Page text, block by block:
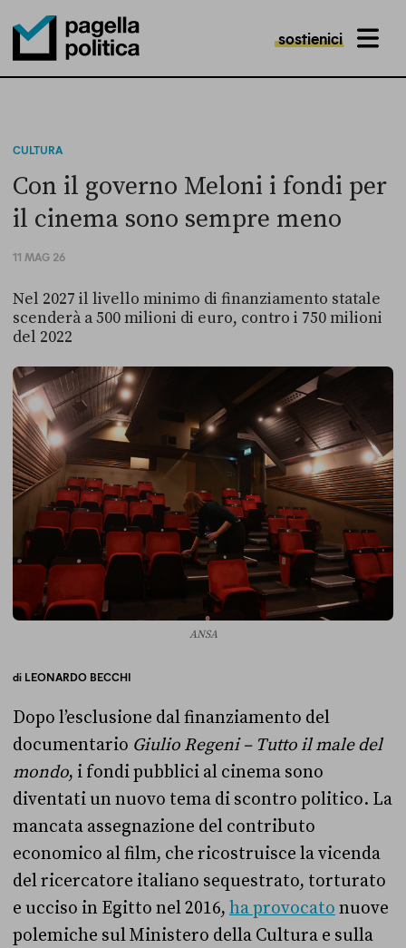
Pagella Politica Logo
sostienici MENU
CULTURA
Con il governo Meloni i fondi per
il cinema sono sempre meno
11 MAG 26
Nel 2027 il livello minimo di finanziamento statale
scenderà a 500 milioni di euro, contro i 750 milioni
del 2022
ANSA
di LEONARDO BECCHI
Dopo l’esclusione dal finanziamento del
documentario Giulio Regeni – Tutto il male del
mondo, i fondi pubblici al cinema sono
diventati un nuovo tema di scontro politico. La
mancata assegnazione del contributo
economico al film, che ricostruisce la vicenda
del ricercatore italiano sequestrato, torturato
e ucciso in Egitto nel 2016, ha provocato nuove
polemiche sul Ministero della Cultura e sulla